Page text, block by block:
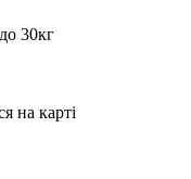
30кг
на карті